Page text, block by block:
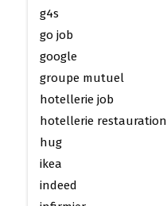
g4s
go job
google
groupe mutuel
hotellerie job
hotellerie restauration
hug
ikea
indeed